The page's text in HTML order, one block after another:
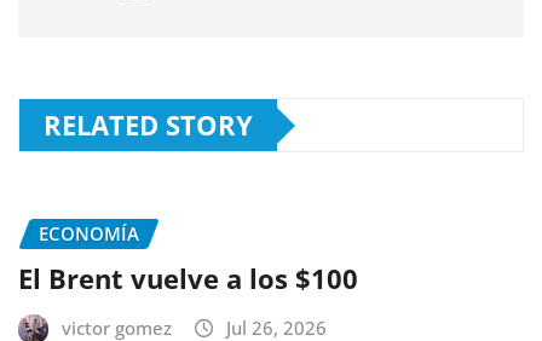
RELATED STORY
ECONOMÍA
El Brent vuelve a los $100
victor gomez Jul 26, 2026